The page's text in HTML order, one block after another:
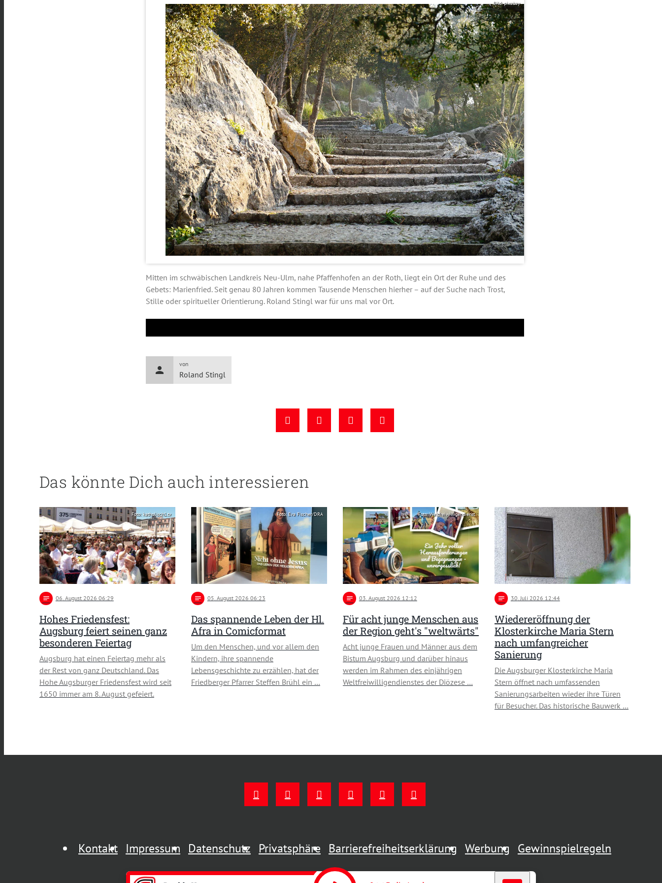
Bild: pixabay
Mitten im schwäbischen Landkreis Neu-Ulm, nahe Pfaffenhofen an der Roth, liegt ein Ort der Ruhe und des
Gebets: Marienfried. Seit genau 80 Jahren kommen Tausende Menschen hierher – auf der Suche nach Trost,
Stille oder spiritueller Orientierung. Roland Stingl war für uns mal vor Ort.
person
von
Roland Stingl
Das könnte Dich auch interessieren
Foto: katholisch1.tv
notes 06. August 2026 06:29
Hohes Friedensfest:
Augsburg feiert seinen ganz
besonderen Feiertag
Augsburg hat einen Feiertag mehr als
der Rest von ganz Deutschland. Das
Hohe Augsburger Friedensfest wird seit
1650 immer am 8. August gefeiert.
Foto: Eva Fischer/DRA
notes 05. August 2026 06:23
Das spannende Leben der Hl.
Afra in Comicformat
Um den Menschen, und vor allem den
Kindern, ihre spannende
Lebensgeschichte zu erzählen, hat der
Friedberger Pfarrer Steffen Brühl ein …
Foto: Weltfreiwilligendienst
notes 03. August 2026 12:12
Für acht junge Menschen aus
der Region geht's "weltwärts"
Acht junge Frauen und Männer aus dem
Bistum Augsburg und darüber hinaus
werden im Rahmen des einjährigen
Weltfreiwilligendienstes der Diözese …
notes 30. Juli 2026 12:44
Wiedereröffnung der
Klosterkirche Maria Stern
nach umfangreicher
Sanierung
Die Augsburger Klosterkirche Maria
Stern öffnet nach umfassenden
Sanierungsarbeiten wieder ihre Türen
für Besucher. Das historische Bauwerk …
Kontakt Impressum Datenschutz Privatsphäre Barrierefreiheitserklärung Werbung Gewinnspielregeln